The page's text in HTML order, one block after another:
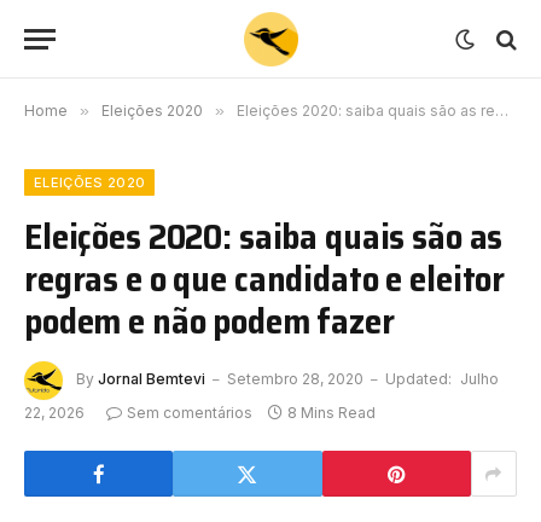
Home » Eleições 2020 » Eleições 2020: saiba quais são as regras e o que candidato e eleitor podem e não podem fazer
ELEIÇÕES 2020
Eleições 2020: saiba quais são as
regras e o que candidato e eleitor
podem e não podem fazer
By Jornal Bemtevi Setembro 28, 2020 Updated: Julho
22, 2026
Sem comentários 8 Mins Read